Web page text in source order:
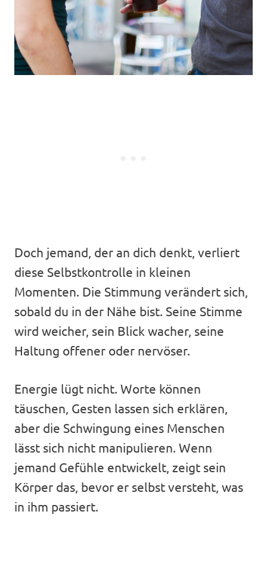
Doch jemand, der an dich denkt, verliert
diese Selbstkontrolle in kleinen
Momenten. Die Stimmung verändert sich,
sobald du in der Nähe bist. Seine Stimme
wird weicher, sein Blick wacher, seine
Haltung offener oder nervöser.
Energie lügt nicht. Worte können
täuschen, Gesten lassen sich erklären,
aber die Schwingung eines Menschen
lässt sich nicht manipulieren. Wenn
jemand Gefühle entwickelt, zeigt sein
Körper das, bevor er selbst versteht, was
in ihm passiert.